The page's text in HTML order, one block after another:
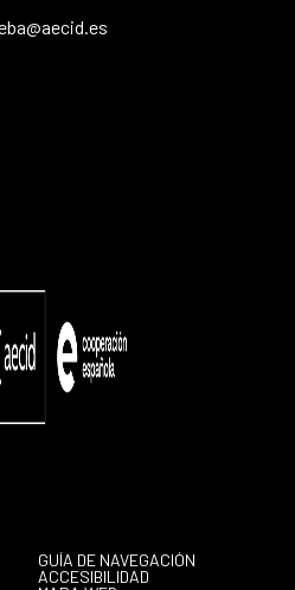
GUÍA DE NAVEGACIÓN
ACCESIBILIDAD